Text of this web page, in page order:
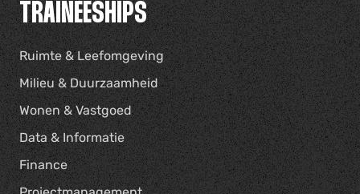
TRAINEESHIPS
Ruimte & Leefomgeving
Milieu & Duurzaamheid
Wonen & Vastgoed
Data & Informatie
Finance